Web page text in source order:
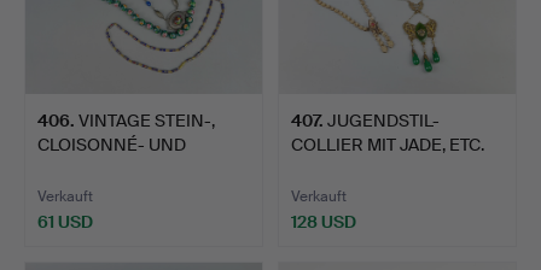
406. VINTAGE STEIN-,
CLOISONNÉ- UND
Verkauft
61 USD
407. JUGENDSTIL-
COLLIER MIT JADE, ETC.
Verkauft
128 USD